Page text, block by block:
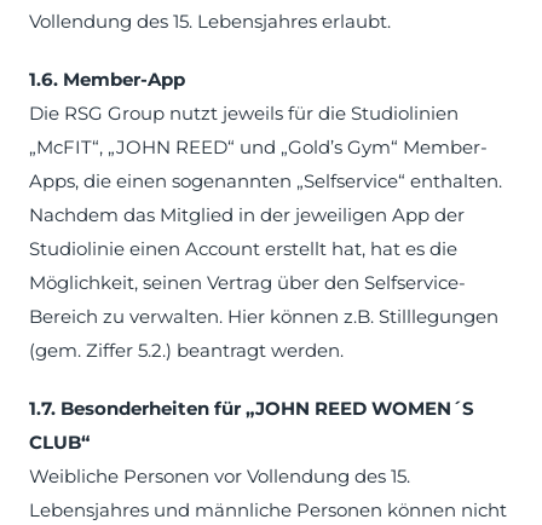
Vollendung des 15. Lebensjahres erlaubt.
1.6. Member-App
Die RSG Group nutzt jeweils für die Studiolinien
„McFIT“, „JOHN REED“ und „Gold’s Gym“ Member-
Apps, die einen sogenannten „Selfservice“ enthalten.
Nachdem das Mitglied in der jeweiligen App der
Studiolinie einen Account erstellt hat, hat es die
Möglichkeit, seinen Vertrag über den Selfservice-
Bereich zu verwalten. Hier können z.B. Stilllegungen
(gem. Ziffer 5.2.) beantragt werden.
1.7. Besonderheiten für „JOHN REED WOMEN´S
CLUB“
Weibliche Personen vor Vollendung des 15.
Lebensjahres und männliche Personen können nicht